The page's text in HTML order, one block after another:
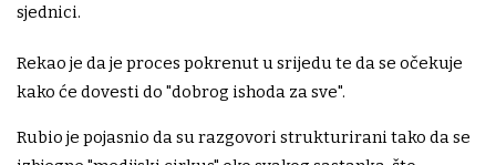
sjednici.
Rekao je da je proces pokrenut u srijedu te da se očekuje
kako će dovesti do "dobrog ishoda za sve".
Rubio je pojasnio da su razgovori strukturirani tako da se